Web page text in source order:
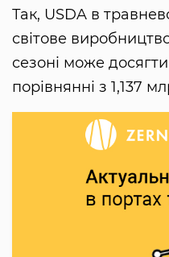
Так, USDA в
світове
сезоні може
порівнянні з 1,137